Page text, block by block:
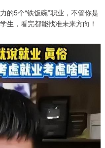
的5个“铁饭碗”职业，不管你是
生，看完都能找准未来方向！